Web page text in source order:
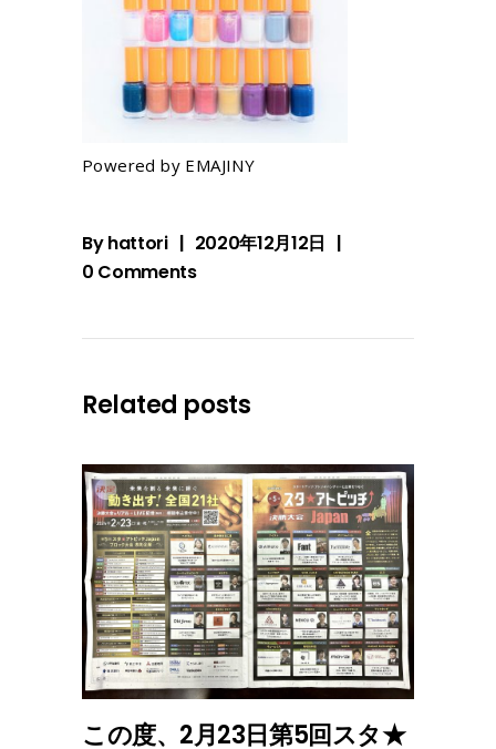
Powered by EMAJINY
Byhattori
2020年12月12日
0 Comments
Related posts
この度、2月23日第5回スタ★